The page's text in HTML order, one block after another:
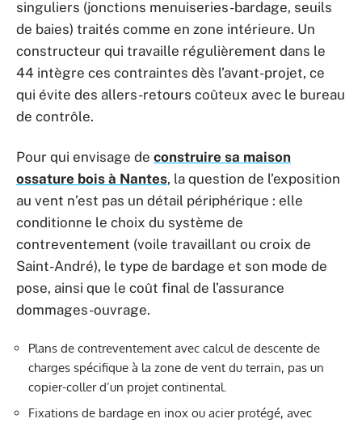
singuliers (jonctions menuiseries-bardage, seuils
de baies) traités comme en zone intérieure. Un
constructeur qui travaille régulièrement dans le
44 intègre ces contraintes dès l’avant-projet, ce
qui évite des allers-retours coûteux avec le bureau
de contrôle.
Pour qui envisage de construire sa maison
ossature bois à Nantes, la question de l’exposition
au vent n’est pas un détail périphérique : elle
conditionne le choix du système de
contreventement (voile travaillant ou croix de
Saint-André), le type de bardage et son mode de
pose, ainsi que le coût final de l’assurance
dommages-ouvrage.
Plans de contreventement avec calcul de descente de
charges spécifique à la zone de vent du terrain, pas un
copier-coller d’un projet continental.
Fixations de bardage en inox ou acier protégé, avec